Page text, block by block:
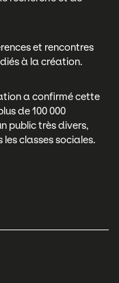
et rencontres
à la création.
a confirmé cette
de 100 000
public très divers,
classes sociales.